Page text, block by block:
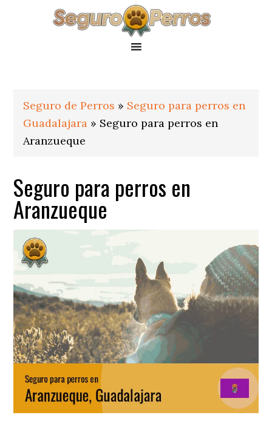
Seguro de Perros » Seguro para perros en
Guadalajara » Seguro para perros en
Aranzueque
Seguro para perros en
Aranzueque